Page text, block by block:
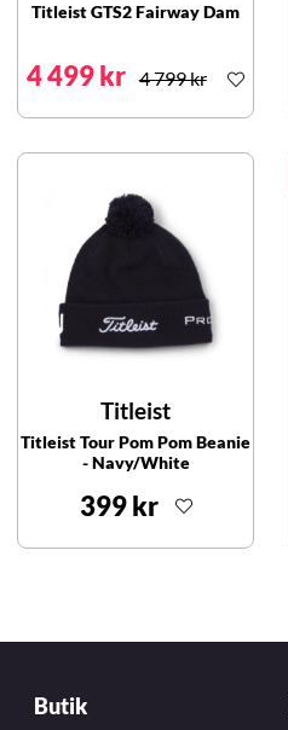
Titleist GTS2 Fairway Dam
4 499 kr 4 799 kr
Titleist
Titleist Tour Pom Pom Beanie
- Navy/White
399 kr
Butik